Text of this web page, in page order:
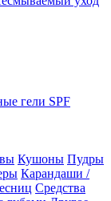
гели SPF
Кушоны Пудры
Карандаши /
Средства